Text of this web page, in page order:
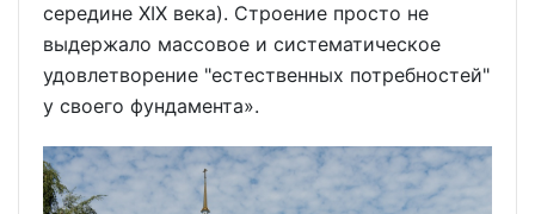
середине XIX века). Строение просто не
выдержало массовое и систематическое
удовлетворение "естественных потребностей"
у своего фундамента».